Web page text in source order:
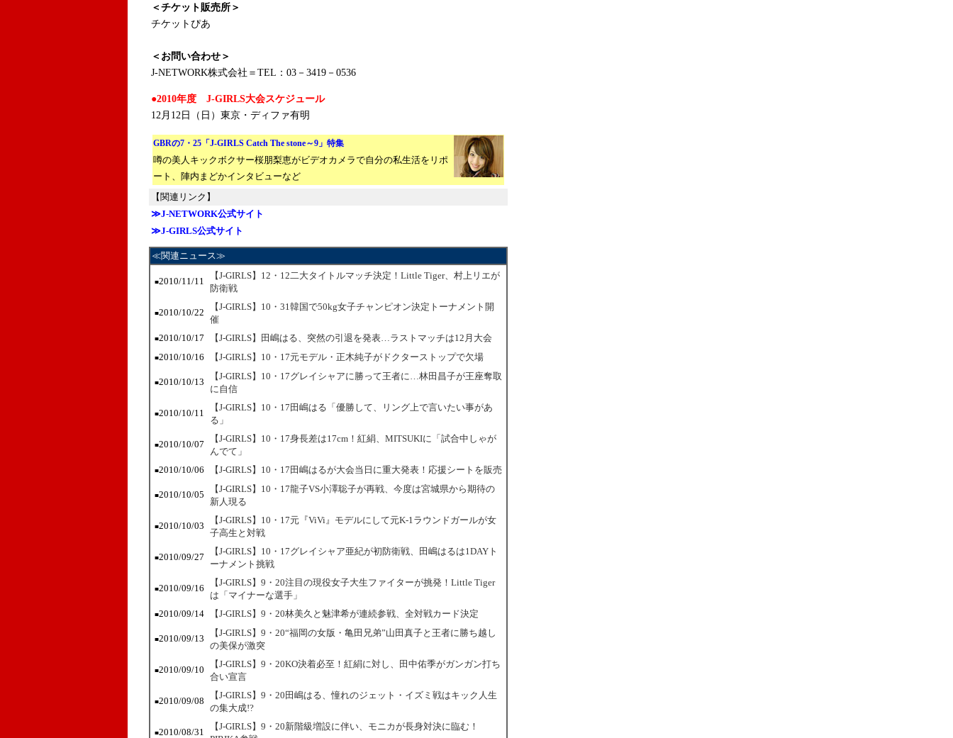
＜チケット販売所＞
チケットぴあ
＜お問い合わせ＞
J-NETWORK株式会社＝TEL：03－3419－0536
●2010年度 J-GIRLS大会スケジュール
12月12日（日）東京・ディファ有明
GBRの7・25「J-GIRLS Catch The stone～9」特集
噂の美人キックボクサー桜朋梨恵がビデオカメラで自分の私生活をリポ
ート、陣内まどかインタビューなど
【関連リンク】
≫J-NETWORK公式サイト
≫J-GIRLS公式サイト
≪関連ニュース≫
■2010/11/11
【J-GIRLS】12・12二大タイトルマッチ決定！Little Tiger、村上リエが
防衛戦
■2010/10/22
【J-GIRLS】10・31韓国で50kg女子チャンピオン決定トーナメント開
催
■2010/10/17 【J-GIRLS】田嶋はる、突然の引退を発表…ラストマッチは12月大会
■2010/10/16 【J-GIRLS】10・17元モデル・正木純子がドクターストップで欠場
■2010/10/13
【J-GIRLS】10・17グレイシャアに勝って王者に…林田昌子が王座奪取
に自信
■2010/10/11
【J-GIRLS】10・17田嶋はる「優勝して、リング上で言いたい事があ
る」
■2010/10/07
【J-GIRLS】10・17身長差は17cm！紅絹、MITSUKIに「試合中しゃが
んでて」
■2010/10/06 【J-GIRLS】10・17田嶋はるが大会当日に重大発表！応援シートを販売
■2010/10/05
【J-GIRLS】10・17龍子VS小澤聡子が再戦、今度は宮城県から期待の
新人現る
■2010/10/03
【J-GIRLS】10・17元『ViVi』モデルにして元K-1ラウンドガールが女
子高生と対戦
■2010/09/27
【J-GIRLS】10・17グレイシャア亜紀が初防衛戦、田嶋はるは1DAYト
ーナメント挑戦
■2010/09/16
【J-GIRLS】9・20注目の現役女子大生ファイターが挑発！Little Tiger
は「マイナーな選手」
■2010/09/14 【J-GIRLS】9・20林美久と魅津希が連続参戦、全対戦カード決定
■2010/09/13
【J-GIRLS】9・20“福岡の女版・亀田兄弟”山田真子と王者に勝ち越し
の美保が激突
■2010/09/10
【J-GIRLS】9・20KO決着必至！紅絹に対し、田中佑季がガンガン打ち
合い宣言
■2010/09/08
【J-GIRLS】9・20田嶋はる、憧れのジェット・イズミ戦はキック人生
の集大成!?
■2010/08/31
【J-GIRLS】9・20新階級増設に伴い、モニカが長身対決に臨む！